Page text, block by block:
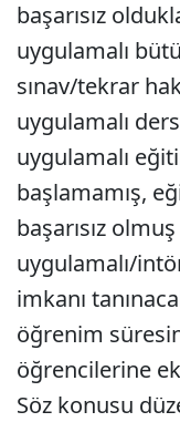
başarısız
uygulamalı
sınav/tekrar
uygulamalı
uygulamalı
başlamamış,
başarısız
uygulamalı/
imkanı
öğrenim
öğrencilerine
Söz konusu